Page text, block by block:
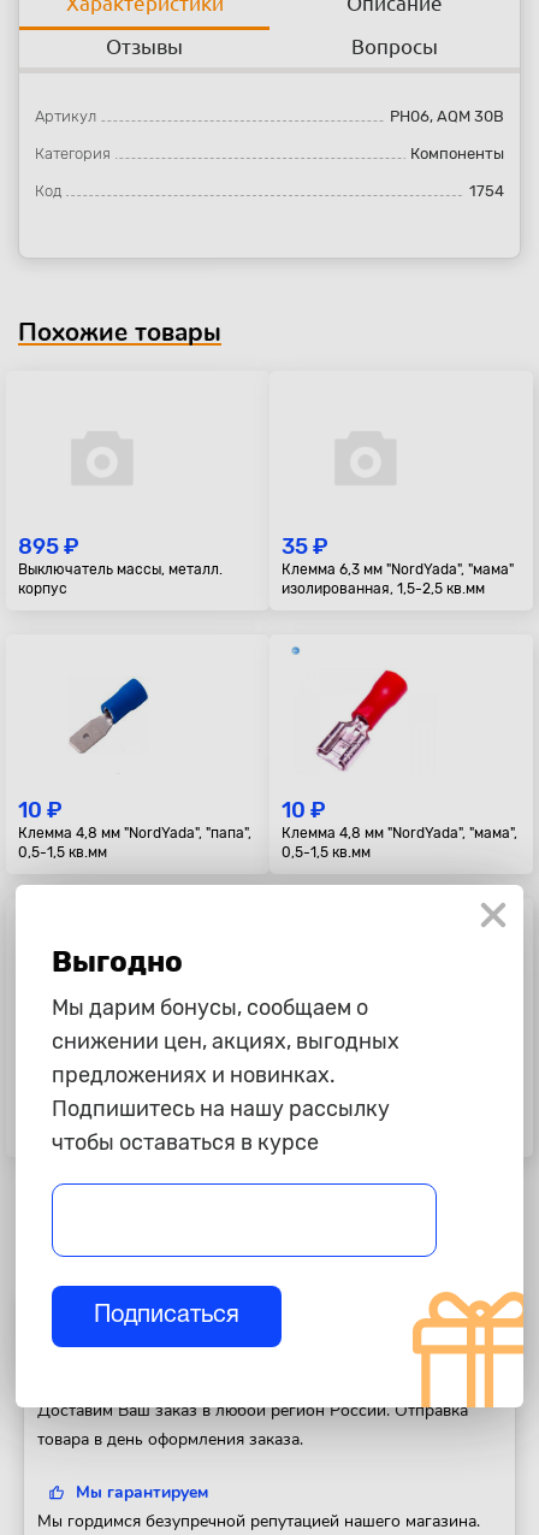
Отзывы
Вопросы
Артикул PH06, AQM 30B
Категория Компоненты
Код 1754
Похожие товары
895 ₽
Выключатель массы, металл.
корпус
35 ₽
Клемма 6,3 мм "NordYada", "мама"
изолированная, 1,5-2,5 кв.мм
10 ₽
Клемма 4,8 мм "NordYada", "папа",
0,5-1,5 кв.мм
10 ₽
Клемма 4,8 мм "NordYada", "мама",
0,5-1,5 кв.мм
10 ₽
Клемма 6,5 мм "NordYada",
кольцевая изолированная, 0,5-1,5
кв.мм
225 ₽
"Nord Yada", 250V 6А, 3-х конт.,
ON-OFF
Полезная информация
Доставим Ваш заказ в любой регион России. Отправка
товара в день оформления заказа.
Мы гарантируем
Мы гордимся безупречной репутацией нашего магазина.
Выгодно
Мы дарим бонусы, сообщаем о
снижении цен, акциях, выгодных
предложениях и новинках.
Подпишитесь на нашу рассылку
чтобы оставаться в курсе
Подписаться